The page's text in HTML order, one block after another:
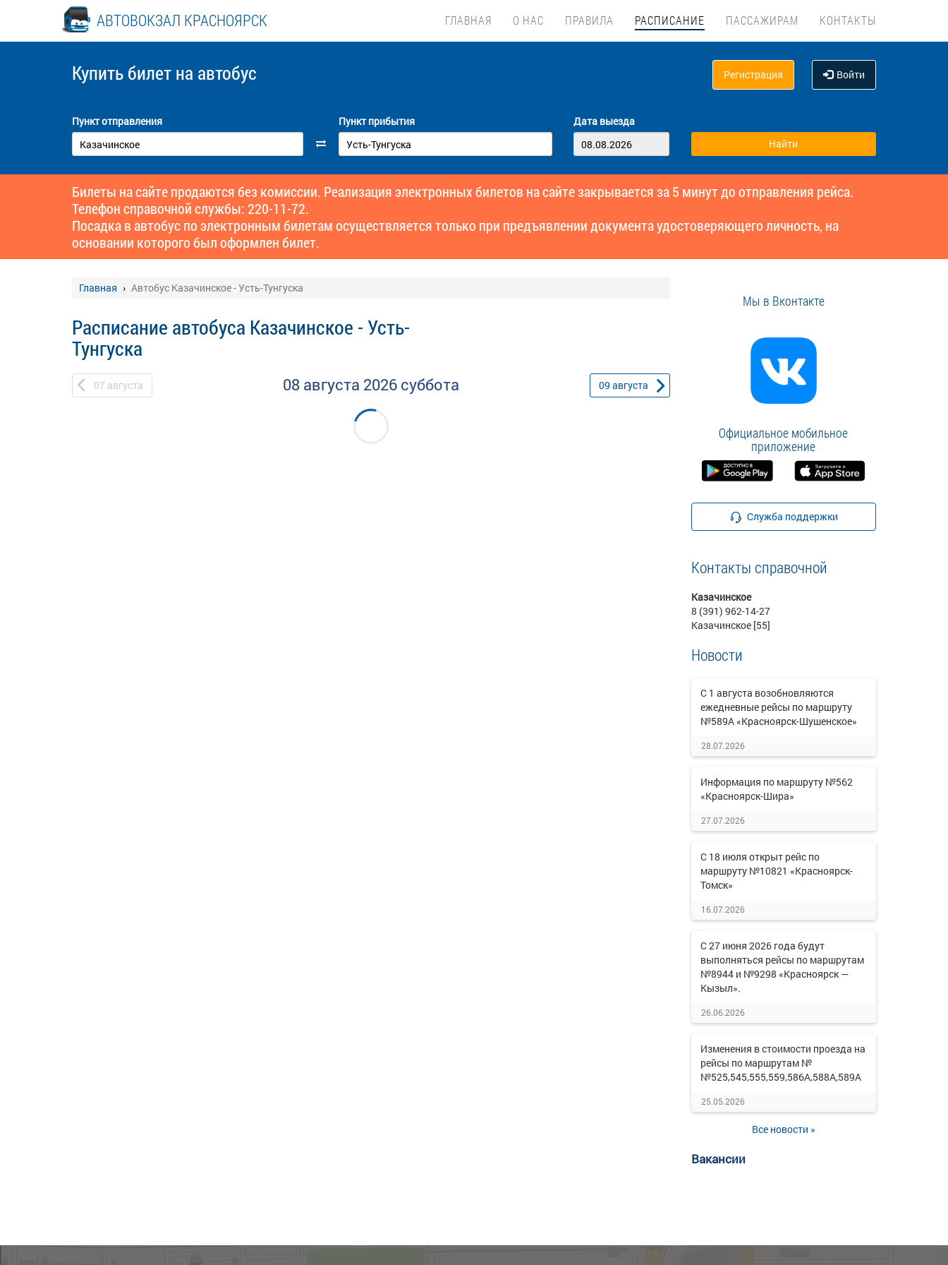
АВТОВОКЗАЛ КРАСНОЯРСК ГЛАВНАЯ О НАС ПРАВИЛА РАСПИСАНИЕ ПАССАЖИРАМ КОНТАКТЫ
Купить билет на автобус Регистрация Войти
Пункт отправления Пункт прибытия Дата выезда
Билеты на сайте продаются без комиссии. Реализация электронных билетов на сайте закрывается за 5 минут до отправления рейса.
Телефон справочной службы: 220-11-72.
Посадка в автобус по электронным билетам осуществляется только при предъявлении документа удостоверяющего личность, на
основании которого был оформлен билет.
Главная Автобус Казачинское - Усть-Тунгуска
Расписание автобуса Казачинское - Усть-
Тунгуска
07 августа 08 августа 2026 суббота 09 августа
Мы в Вконтакте
Официальное мобильное
приложение
Служба поддержки
Контакты справочной
Казачинское
8 (391) 962-14-27
Казачинское [55]
Новости
С 1 августа возобновляются
ежедневные рейсы по маршруту
№589А «Красноярск-Шушенское»
28.07.2026
Информация по маршруту №562
«Красноярск-Шира»
27.07.2026
С 18 июля открыт рейс по
маршруту №10821 «Красноярск-
Томск»
16.07.2026
С 27 июня 2026 года будут
выполняться рейсы по маршрутам
№8944 и №9298 «Красноярск —
Кызыл».
26.06.2026
Изменения в стоимости проезда на
рейсы по маршрутам №
№525,545,555,559,586А,588А,589А
25.05.2026
Все новости »
Вакансии